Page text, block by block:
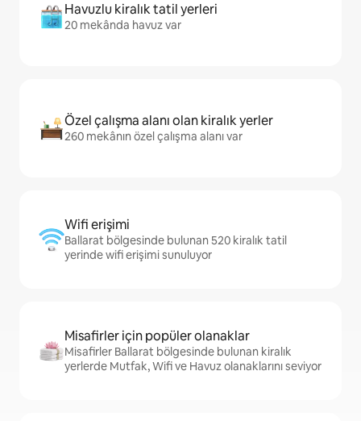
Havuzlu kiralık tatil yerleri
20 mekânda havuz var
Özel çalışma alanı olan kiralık yerler
260 mekânın özel çalışma alanı var
Wifi erişimi
Ballarat bölgesinde bulunan 520 kiralık tatil
yerinde wifi erişimi sunuluyor
Misafirler için popüler olanaklar
Misafirler Ballarat bölgesinde bulunan kiralık
yerlerde Mutfak, Wifi ve Havuz olanaklarını seviyor